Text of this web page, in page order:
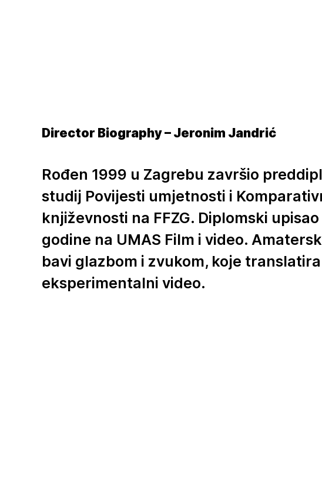
Director Biography – Jeronim Jandrić
Rođen 1999 u Zagrebu završio
studij Povijesti umjetnosti i
književnosti na FFZG. Diplomski upisao
godine na UMAS Film i video.
bavi glazbom i zvukom, koje
eksperimentalni video.